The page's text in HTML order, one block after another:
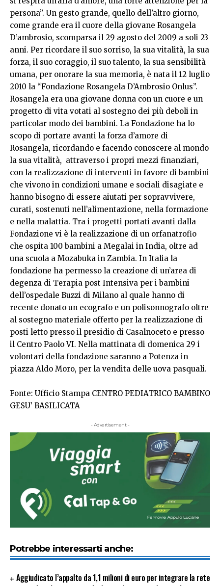
persona”. Un gesto grande, quello dell’altro giorno,
come grande era il cuore della giovane Rosangela
D’ambrosio, scomparsa il 29 agosto del 2009 a soli 23
anni. Per ricordare il suo sorriso, la sua vitalità, la sua
forza, il suo coraggio, il suo talento, la sua sensibilità
umana, per onorare la sua memoria, è nata il 12 luglio
2010 la “Fondazione Rosangela D’Ambrosio Onlus”.
Rosangela era una giovane donna con un cuore e un
progetto di vita votati al sostegno dei più deboli in
particolar modo dei bambini. La Fondazione ha lo
scopo di portare avanti la forza d’amore di
Rosangela, ricordando e facendo conoscere al mondo
la sua vitalità, attraverso i propri mezzi finanziari,
con la realizzazione di interventi in favore di bambini
che vivono in condizioni umane e sociali disagiate e
hanno bisogno di essere aiutati per sopravvivere,
curati, sostenuti nell’alimentazione, nella formazione
e nella malattia. Tra i progetti portati avanti dalla
Fondazione vi è la realizzazione di un orfanatrofio
che ospita 100 bambini a Megalai in India, oltre ad
una scuola a Mozabuka in Zambia. In Italia la
fondazione ha permesso la creazione di un’area di
degenza di Terapia post Intensiva per i bambini
dell’ospedale Buzzi di Milano al quale hanno di
recente donato un ecografo e un polisonnografo oltre
al sostegno materiale offerto per la realizzazione di
posti letto presso il presidio di Casalnoceto e presso
il Centro Paolo VI. Nella mattinata di domenica 29 i
volontari della fondazione saranno a Potenza in
piazza Aldo Moro, per la vendita delle uova pasquali.
Fonte: Ufficio Stampa CENTRO PEDIATRICO BAMBINO
GESU’ BASILICATA
- Advertisement -
Potrebbe interessarti anche:
Aggiudicato l’appalto da 1,1 milioni di euro per integrare la rete